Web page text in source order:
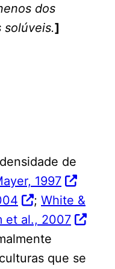
dos
solúveis.]
de
1997
; White &
et al., 2007
que se